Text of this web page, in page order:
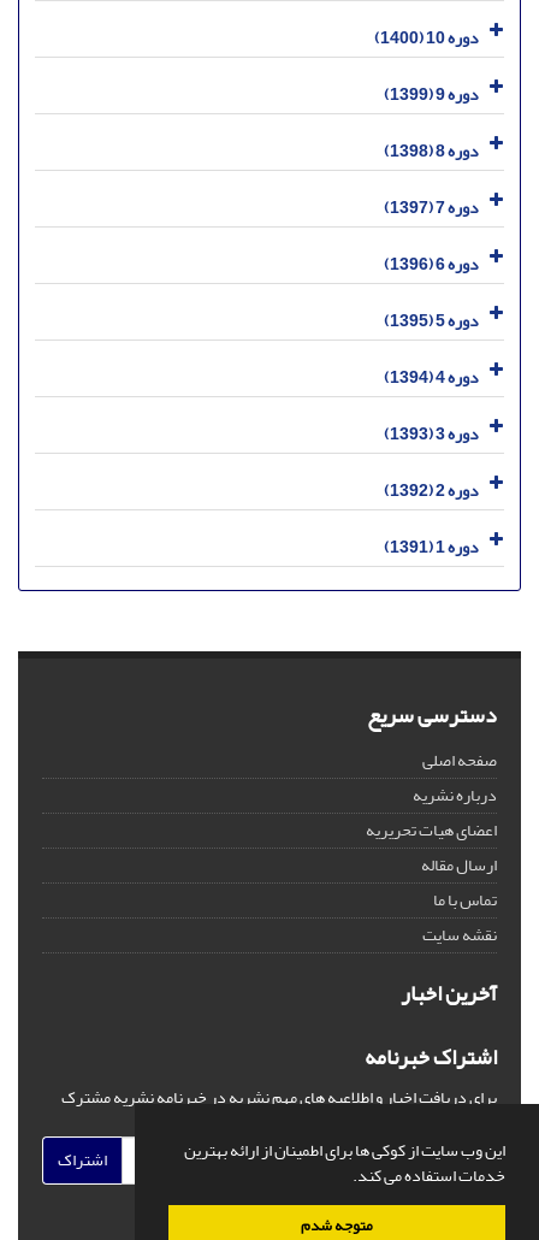
این وب سایت از کوکی ها برای اطمینان از ارائه بهترین
خدمات استفاده می کند.
متوجه شدم
دوره 10 (1400)
دوره 9 (1399)
دوره 8 (1398)
دوره 7 (1397)
دوره 6 (1396)
دوره 5 (1395)
دوره 4 (1394)
دوره 3 (1393)
دوره 2 (1392)
دوره 1 (1391)
دسترسی سریع
صفحه اصلی
درباره نشریه
اعضای هیات تحریریه
ارسال مقاله
تماس با ما
نقشه سایت
آخرین اخبار
اشتراک خبرنامه
برای دریافت اخبار و اطلاعیه های مهم نشریه در خبرنامه نشریه مشترک
اشتراک